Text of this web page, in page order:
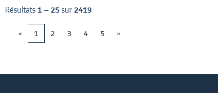
Résultats1 – 25sur 2419
«
1 2 3 4 5 »